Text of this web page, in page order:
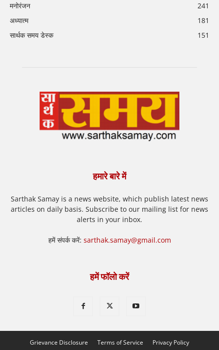
मनोरंजन
241
अध्यात्म
181
सार्थक समय डेस्क
151
हमारे बारे में
Sarthak Samay is a news website, which publish latest news
articles on daily basis. Subscribe to our mailing list for news
alerts in your inbox.
हमें संपर्क करें: sarthak.samay@gmail.com
हमें फॉलो करें
Grievance Disclosure Terms of Service Privacy Policy